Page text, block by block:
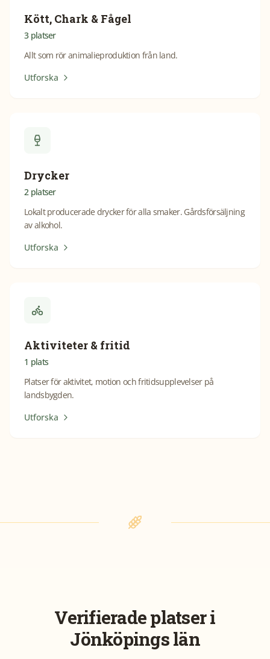
Kött, Chark & Fågel
3 platser
Allt som rör animalieproduktion från land.
Utforska
Drycker
2 platser
Lokalt producerade drycker för alla smaker. Gårdsförsäljning
av alkohol.
Utforska
Aktiviteter & fritid
1 plats
Platser för aktivitet, motion och fritidsupplevelser på
landsbygden.
Utforska
Verifierade platser i
Jönköpings län